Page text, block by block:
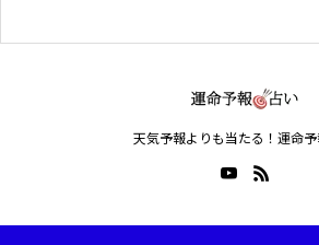
天気予報よりも当たる！運命